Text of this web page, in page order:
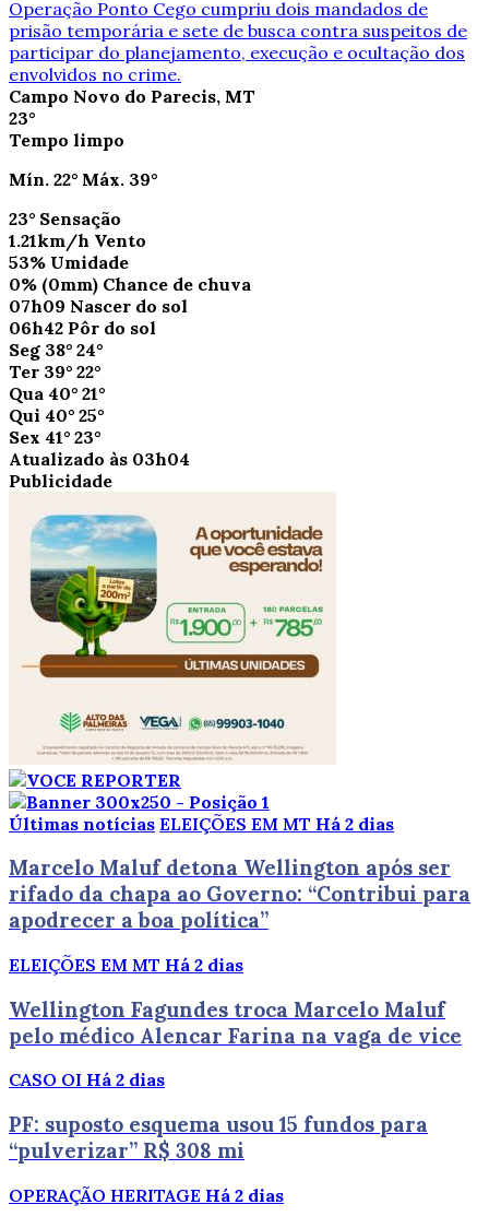
Operação Ponto Cego cumpriu dois mandados de
prisão temporária e sete de busca contra suspeitos de
participar do planejamento, execução e ocultação dos
envolvidos no crime.
Campo Novo do Parecis, MT
23°
Tempo limpo
Mín. 22° Máx. 39°
23° Sensação
1.21km/h Vento
53% Umidade
0% (0mm) Chance de chuva
07h09 Nascer do sol
06h42 Pôr do sol
Seg 38° 24°
Ter 39° 22°
Qua 40° 21°
Qui 40° 25°
Sex 41° 23°
Atualizado às 03h04
Publicidade
Últimas notícias ELEIÇÕES EM MT Há 2 dias
Marcelo Maluf detona Wellington após ser
rifado da chapa ao Governo: “Contribui para
apodrecer a boa política”
ELEIÇÕES EM MT Há 2 dias
Wellington Fagundes troca Marcelo Maluf
pelo médico Alencar Farina na vaga de vice
CASO OI Há 2 dias
PF: suposto esquema usou 15 fundos para
“pulverizar” R$ 308 mi
OPERAÇÃO HERITAGE Há 2 dias